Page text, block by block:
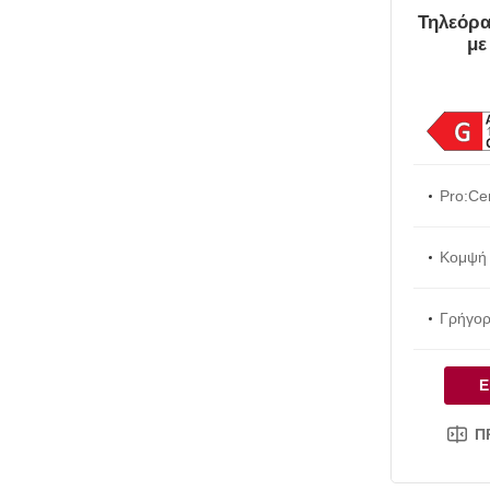
Κομψή